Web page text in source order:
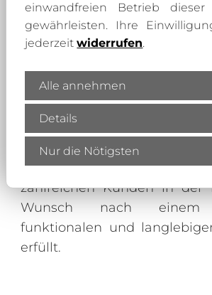
Garagentore in
und Ausführungen.
Als offizieller Händler für
Garagentore und
Solutions werden
Spremberg für private
In den vergangenen 30
zahlreichen Kunden in der
Wunsch nach einem
funktionalen und
erfüllt.
einwandfreien Betrieb
gewährleisten. Ihre
jederzeitwiderrufen.
Alle annehmen
Details
Nur die Nötigsten